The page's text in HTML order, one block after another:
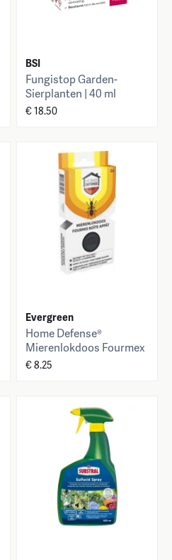
BSI
Fungistop Garden-
Sierplanten | 40 ml
€ 18.50
Evergreen
Home Defense®
Mierenlokdoos Fourmex
2 x 10 g
€ 8.25